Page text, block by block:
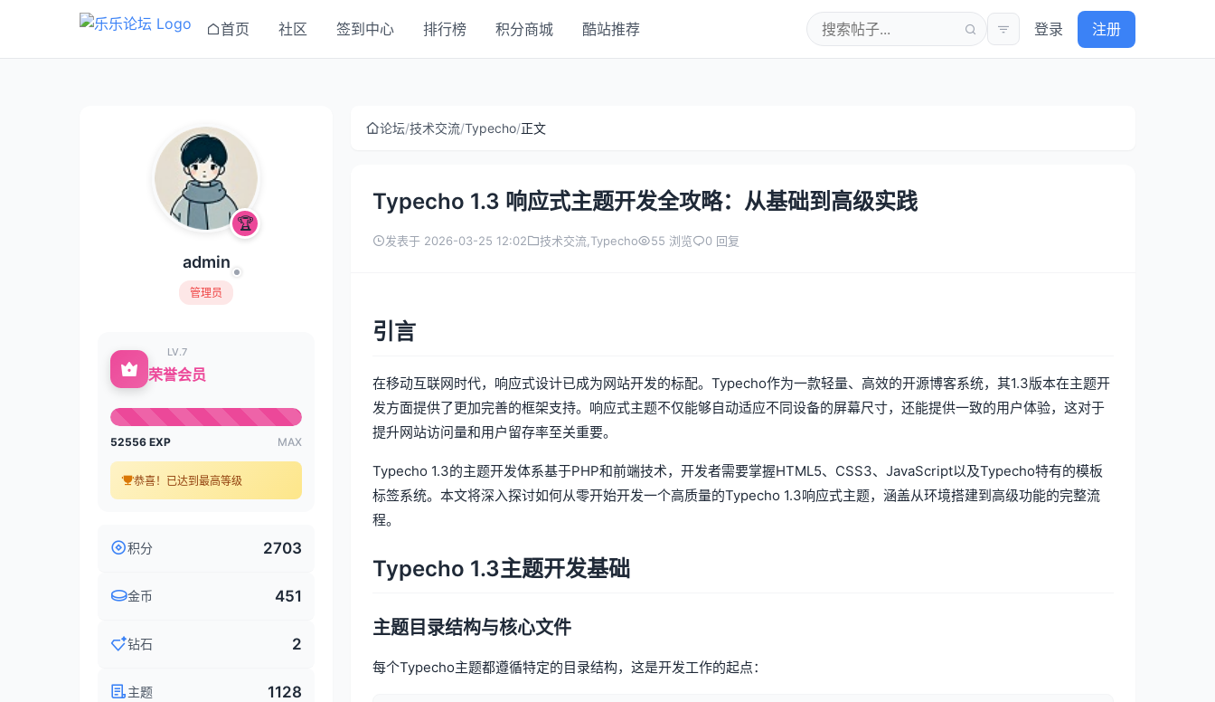
首页 社区 签到中心 排行榜 积分商城 酷站推荐 登录 注册
🏆
admin
管理员
LV.7
荣誉会员
52556 EXP MAX
恭喜！已达到最高等级
积分 2703
金币 451
钻石 2
主题 1128
论坛/技术交流/Typecho/正文
Typecho 1.3 响应式主题开发全攻略：从基础到高级实践
发表于 2026-03-25 12:02 技术交流 Typecho 55 浏览 0 回复
引言
在移动互联网时代，响应式设计已成为网站开发的标配。Typecho作为一款轻量、高效的开源博客系统，其1.3版本在主题开
发方面提供了更加完善的框架支持。响应式主题不仅能够自动适应不同设备的屏幕尺寸，还能提供一致的用户体验，这对于
提升网站访问量和用户留存率至关重要。
Typecho 1.3的主题开发体系基于PHP和前端技术，开发者需要掌握HTML5、CSS3、JavaScript以及Typecho特有的模板
标签系统。本文将深入探讨如何从零开始开发一个高质量的Typecho 1.3响应式主题，涵盖从环境搭建到高级功能的完整流
程。
Typecho 1.3主题开发基础
主题目录结构与核心文件
每个Typecho主题都遵循特定的目录结构，这是开发工作的起点：